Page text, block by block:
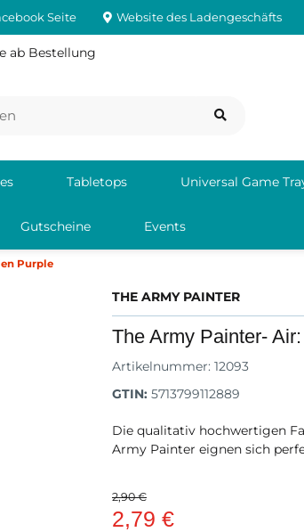
Seite Website des Ladengeschäfts
ab Bestellung
Tabletops Universal Game
Gutscheine Events
Purple
THE ARMY PAINTER
The Army Painter-
Artikelnummer: 12093
GTIN: 5713799112889
Die qualitativ hochwertigen
Army Painter eignen sich
2,90 €
2,79 €